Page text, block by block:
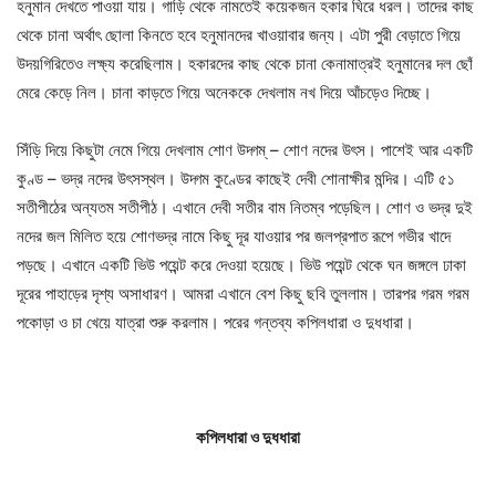
হনুমান দেখতে পাওয়া যায়। গাড়ি থেকে নামতেই কয়েকজন হকার ঘিরে ধরল। তাদের কাছ
থেকে চানা অর্থাৎ ছোলা কিনতে হবে হনুমানদের খাওয়াবার জন্য। এটা পুরী বেড়াতে গিয়ে
উদয়গিরিতেও লক্ষ্য করেছিলাম। হকারদের কাছ থেকে চানা কেনামাত্রই হনুমানের দল ছোঁ
মেরে কেড়ে নিল। চানা কাড়তে গিয়ে অনেককে দেখলাম নখ দিয়ে আঁচড়েও দিচ্ছে।
সিঁড়ি দিয়ে কিছুটা নেমে গিয়ে দেখলাম শোণ উদ্গম্ – শোণ নদের উৎস। পাশেই আর একটি
কুণ্ড – ভদ্র নদের উৎসস্থল। উদ্গম কুণ্ডের কাছেই দেবী শোনাক্ষীর মন্দির। এটি ৫১
সতীপীঠের অন্যতম সতীপীঠ। এখানে দেবী সতীর বাম নিতম্ব পড়েছিল। শোণ ও ভদ্র দুই
নদের জল মিলিত হয়ে শোণভদ্র নামে কিছু দূর যাওয়ার পর জলপ্রপাত রূপে গভীর খাদে
পড়ছে। এখানে একটি ভিউ পয়েন্ট করে দেওয়া হয়েছে। ভিউ পয়েন্ট থেকে ঘন জঙ্গলে ঢাকা
দূরের পাহাড়ের দৃশ্য অসাধারণ। আমরা এখানে বেশ কিছু ছবি তুললাম। তারপর গরম গরম
পকোড়া ও চা খেয়ে যাত্রা শুরু করলাম। পরের গন্তব্য কপিলধারা ও দুধধারা।
কপিলধারা ও দুধধারা